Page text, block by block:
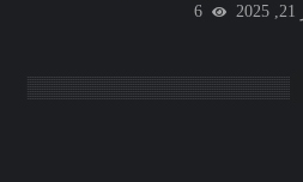
6